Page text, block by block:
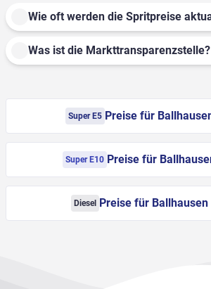
Wie oft werden die Spritpreise
Was ist die Markttransparenzstelle?
Super E5 Preise für
Super E10 Preise für
Diesel Preise für